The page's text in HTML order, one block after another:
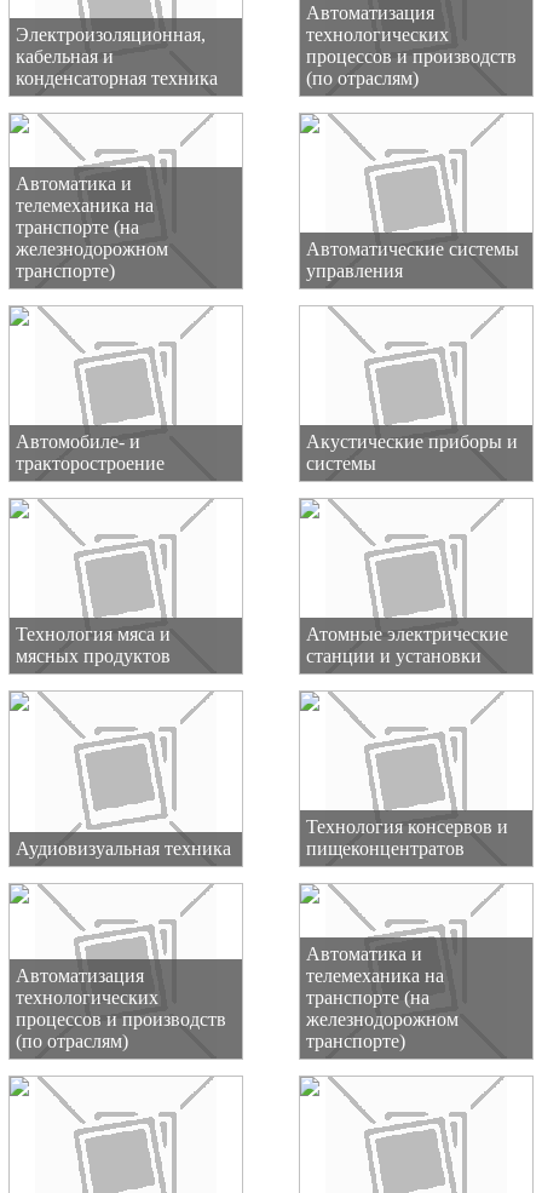
Электроизоляционная,
кабельная и
конденсаторная техника
Автоматизация
технологических
процессов и производств
(по отраслям)
Автоматика и
телемеханика на
транспорте (на
железнодорожном
транспорте)
Автоматические системы
управления
Автомобиле- и
тракторостроение
Акустические приборы и
системы
Технология мяса и
мясных продуктов
Атомные электрические
станции и установки
Аудиовизуальная техника
Технология консервов и
пищеконцентратов
Автоматизация
технологических
процессов и производств
(по отраслям)
Автоматика и
телемеханика на
транспорте (на
железнодорожном
транспорте)